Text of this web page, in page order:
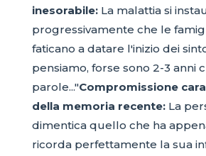
inesorabile:La malattia si
progressivamente che le
faticano a datare l'inizio dei
pensiamo, forse sono 2-3 anni
parole..."Compromissione
della memoria recente:La
dimentica quello che ha
ricorda perfettamente la sua